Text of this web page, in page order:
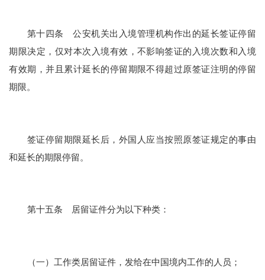
第十四条 公安机关出入境管理机构作出的延长签证停留
期限决定，仅对本次入境有效，不影响签证的入境次数和入境
有效期，并且累计延长的停留期限不得超过原签证注明的停留
期限。
签证停留期限延长后，外国人应当按照原签证规定的事由
和延长的期限停留。
第十五条 居留证件分为以下种类：
（一）工作类居留证件，发给在中国境内工作的人员；